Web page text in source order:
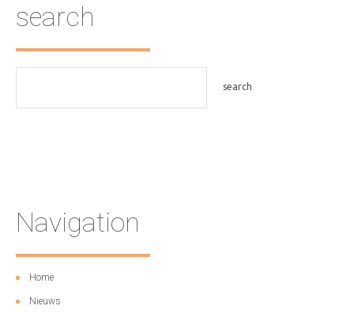
search
Navigation
Home
Nieuws